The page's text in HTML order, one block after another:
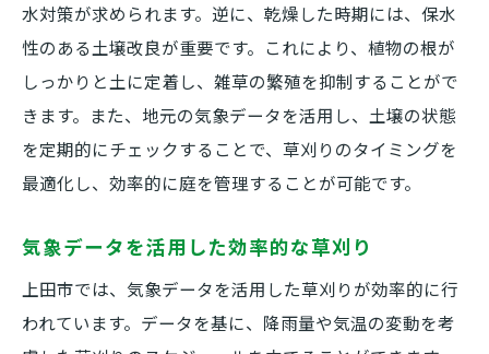
水対策が求められます。逆に、乾燥した時期には、保水
性のある土壌改良が重要です。これにより、植物の根が
しっかりと土に定着し、雑草の繁殖を抑制することがで
きます。また、地元の気象データを活用し、土壌の状態
を定期的にチェックすることで、草刈りのタイミングを
最適化し、効率的に庭を管理することが可能です。
気象データを活用した効率的な草刈り
上田市では、気象データを活用した草刈りが効率的に行
われています。データを基に、降雨量や気温の変動を考